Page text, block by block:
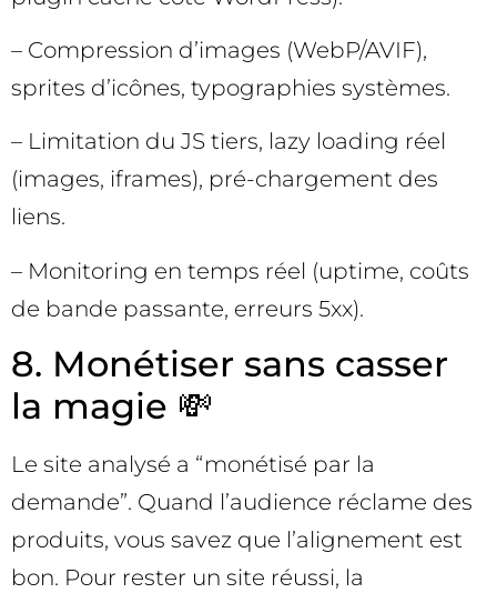
– Compression d’images (WebP/AVIF),
sprites d’icônes, typographies systèmes.
– Limitation du JS tiers, lazy loading réel
(images, iframes), pré-chargement des
liens.
– Monitoring en temps réel (uptime, coûts
de bande passante, erreurs 5xx).
8. Monétiser sans casser
la magie 💸
Le site analysé a “monétisé par la
demande”. Quand l’audience réclame des
produits, vous savez que l’alignement est
bon. Pour rester un site réussi, la